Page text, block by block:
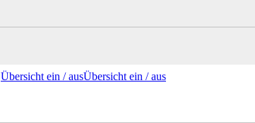
Übersicht ein /ausÜbersicht ein / aus